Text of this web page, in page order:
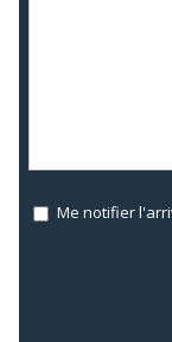
Me notifier